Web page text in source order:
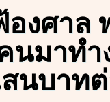
งศาล
นมาทำ
นบาท